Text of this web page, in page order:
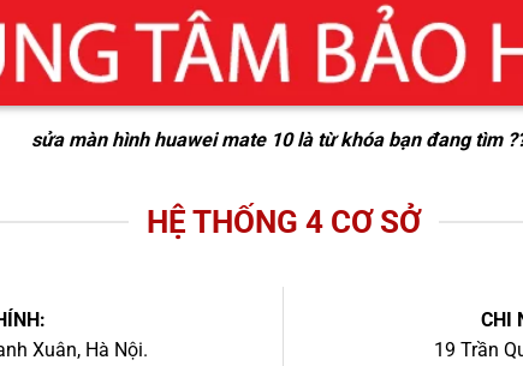
sửa màn hình huawei mate 10là từ khóa bạn đang tìm
HỆ THỐNG 4 CƠ SỞ
Xuân, Hà Nội.
CHI
19 Trần